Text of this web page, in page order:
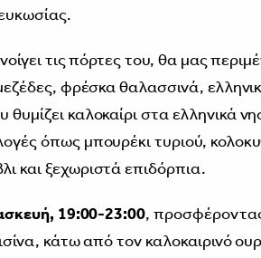
τις πόρτες του, θα μας
φρέσκα θαλασσινά,
καλοκαίρι στα ελληνικά
όπως μπουρέκι τυριού,
και ξεχωριστά επιδόρπια.
19:00-23:00,
κάτω από τον καλοκαιρινό